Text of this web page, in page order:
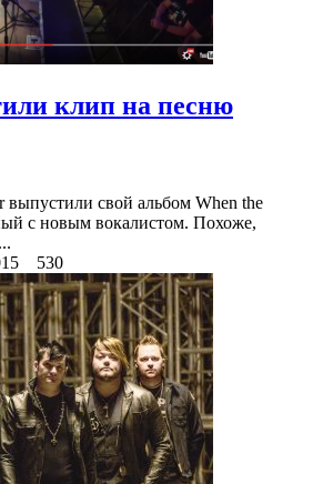
клип на песню
выпустили свой альбом When the
с новым вокалистом. Похоже,
530